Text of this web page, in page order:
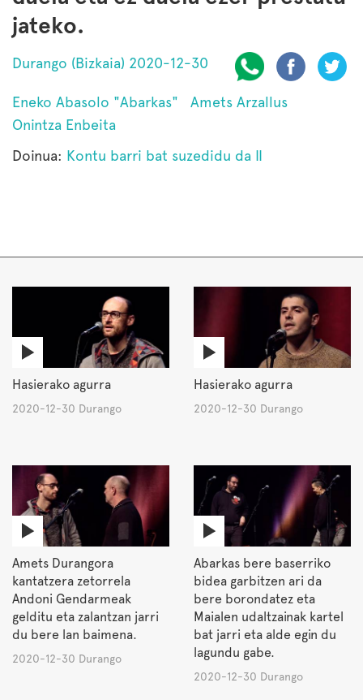
jateko.
Durango (Bizkaia) 2020-12-30
Eneko Abasolo "Abarkas"
Amets Arzallus
Onintza Enbeita
Doinua: Kontu barri bat suzedidu da II
Hasierako agurra
2020-12-30 Durango
Hasierako agurra
2020-12-30 Durango
Amets Durangora
kantatzera zetorrela
Andoni Gendarmeak
gelditu eta zalantzan jarri
du bere lan baimena.
2020-12-30 Durango
Abarkas bere baserriko
bidea garbitzen ari da
bere borondatez eta
Maialen udaltzainak kartel
bat jarri eta alde egin du
lagundu gabe.
2020-12-30 Durango